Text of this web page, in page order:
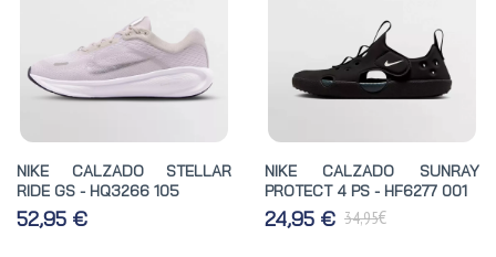
NIKE CALZADO STELLAR
RIDE GS - HQ3266 105
52,95 €
NIKE CALZADO SUNRAY
PROTECT 4 PS - HF6277 001
24,95 € 34,95€